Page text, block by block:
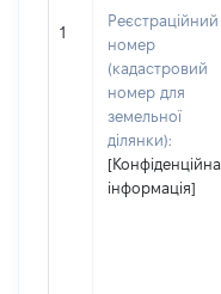
1
Реєстраційний
номер
(кадастровий
номер для
земельної
ділянки):
[Конфіденційна
інформація]